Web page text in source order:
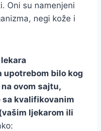
Oni su namenjeni
negi kože i
upotrebom bilo kog
ovom sajtu,
sa kvalifikovanim
ljekarom ili